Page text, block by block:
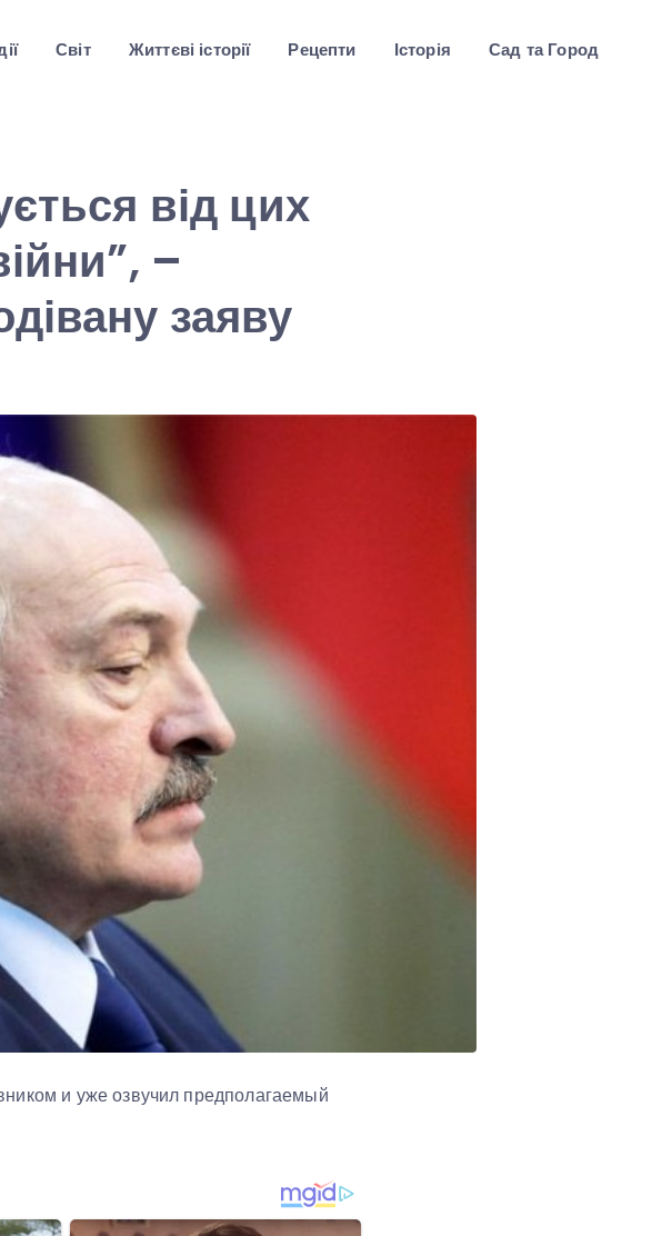
Світ Життєві історії Рецепти Історія Сад та Город
від цих
–
заяву
и уже озвучил предполагаемый